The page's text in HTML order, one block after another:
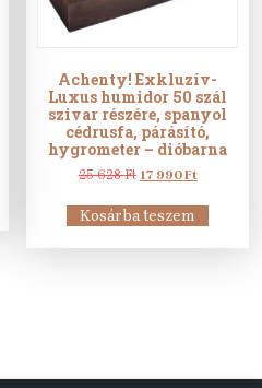
Achenty! Exkluzív-
Luxus humidor 50 szál
szivar részére, spanyol
cédrusfa, párásító,
hygrometer – dióbarna
25 628Ft Original
was:
25
17 990FtCurrent
is:
17
Kosárba teszem